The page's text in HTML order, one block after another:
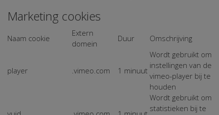
Marketing cookies
Naam cookie
Extern
domein
Duur Omschrijving
player .vimeo.com 1 minuut
Wordt gebruikt om
instellingen van de
vimeo-player bij te
houden
Wordt gebruikt om
statistieken bij te